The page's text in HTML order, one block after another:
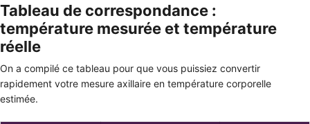
Tableau de correspondance :
température mesurée et température
réelle
On a compilé ce tableau pour que vous puissiez convertir
rapidement votre mesure axillaire en température corporelle
estimée.